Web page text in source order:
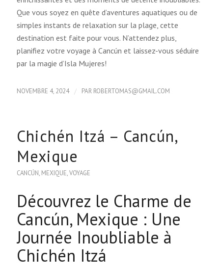
Que vous soyez en quête d’aventures aquatiques ou de
simples instants de relaxation sur la plage, cette
destination est faite pour vous. N’attendez plus,
planifiez votre voyage à Cancún et laissez-vous séduire
par la magie d’Isla Mujeres!
NOVEMBRE 4, 2024 / PAR ROBERTOMAS@GMAIL.COM
Chichén Itzá – Cancún,
Mexique
CANCÚN, MEXIQUE,VOYAGE
Découvrez le Charme de
Cancún, Mexique : Une
Journée Inoubliable à
Chichén Itzá